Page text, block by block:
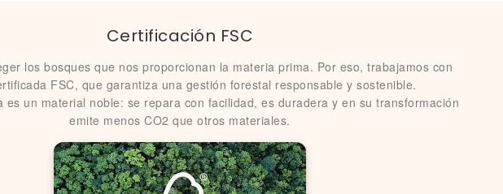
Certificación FSC
los bosques que nos proporcionan la materia prima. Por eso, trabajamos con
FSC, que garantiza una gestión forestal responsable y sostenible.
es un material noble: se repara con facilidad, es duradera y en su transformación
emite menos CO2 que otros materiales.